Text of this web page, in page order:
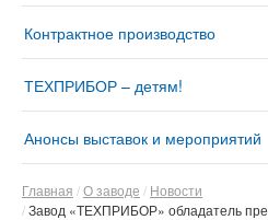
Контрактное производство
ТЕХПРИБОР – детям!
Анонсы выставок и мероприятий
Главная О заводе
Новости
Завод «ТЕХПРИБОР» обладатель